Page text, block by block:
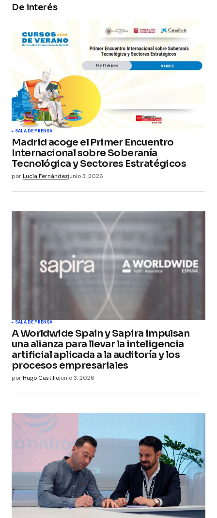
Guarda mi nombre, correo electrónico y web en
este navegador para la próxima vez que
comente.
Submit Comment
De interés
SALA DE PRENSA
Madrid acoge el Primer Encuentro
Internacional sobre Soberanía
Tecnológica y Sectores Estratégicos
porLucía Fernándezjunio 3, 2026
SALA DE PRENSA
A Worldwide Spain y Sapira impulsan
una alianza para llevar la inteligencia
artificial aplicada a la auditoría y los
procesos empresariales
porHugo Castillojunio 3, 2026